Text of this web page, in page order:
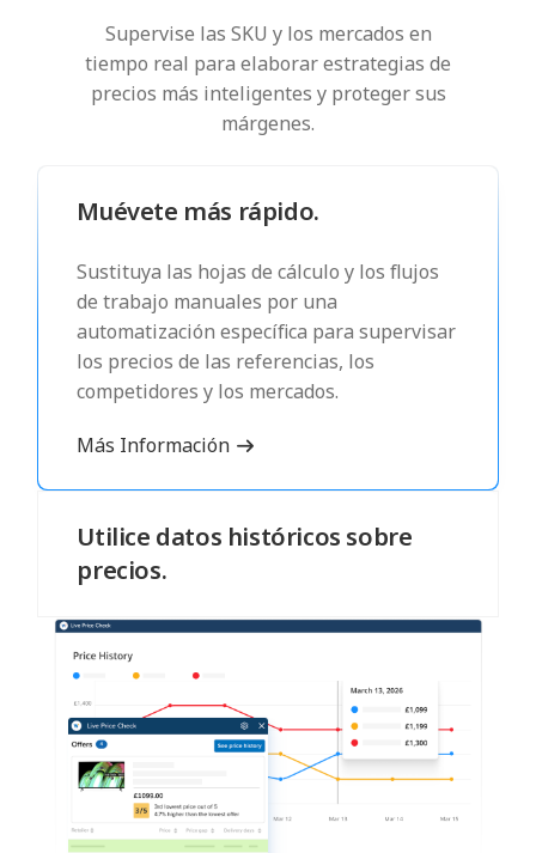
Supervise las SKU y los mercados en
tiempo real para elaborar estrategias de
precios más inteligentes y proteger sus
márgenes.
Muévete más rápido.
Sustituya las hojas de cálculo y los flujos
de trabajo manuales por una
automatización específica para supervisar
los precios de las referencias, los
competidores y los mercados.
Más Información
Utilice datos históricos sobre
precios.
Vea los precios históricos para tomar
decisiones de precios más informadas en
el futuro. Establezca con confianza nuevos
precios y promociones.
Más Información